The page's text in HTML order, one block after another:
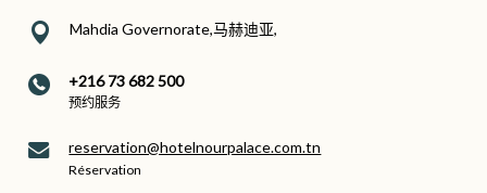
Mahdia Governorate,马赫迪亚,
+216 73 682 500
预约服务
reservation@hotelnourpalace.com.tn
Réservation